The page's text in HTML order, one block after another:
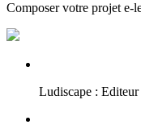
Composer votre projet e-
Ludiscape : Editeur